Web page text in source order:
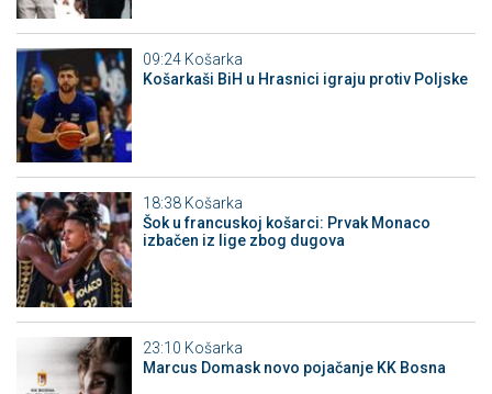
09:24 Košarka
Košarkaši BiH u Hrasnici igraju protiv Poljske
18:38 Košarka
Šok u francuskoj košarci: Prvak Monaco
izbačen iz lige zbog dugova
23:10 Košarka
Marcus Domask novo pojačanje KK Bosna